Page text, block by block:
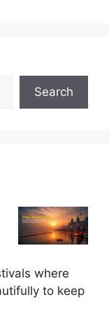
Search
where
to keep